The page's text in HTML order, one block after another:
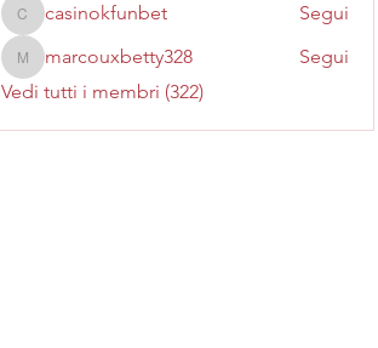
casinokfunbet
casinokfunbet Segui
marcouxbetty328
marcouxbetty328
Segui
Vedi tutti i membri (322)